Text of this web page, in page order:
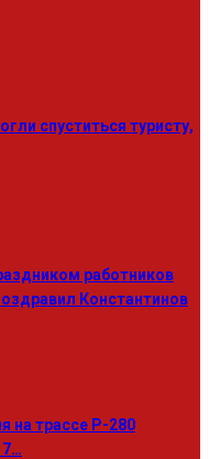
спуститься туристу,
работников
Константинов
на трассе Р-280